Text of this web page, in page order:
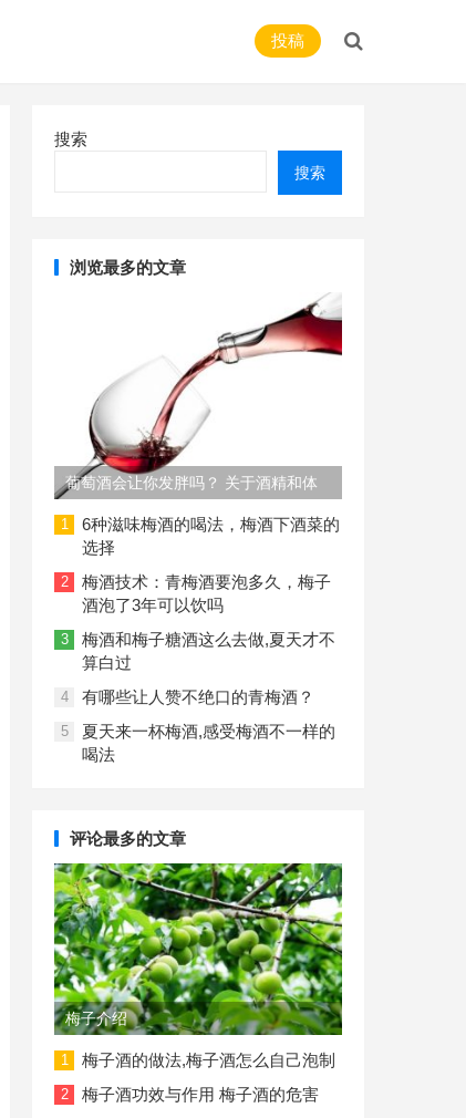
投稿
搜索
搜索
浏览最多的文章
葡萄酒会让你发胖吗？ 关于酒精和体
重增加的真相
1
6种滋味梅酒的喝法，梅酒下酒菜的
选择
2
梅酒技术：青梅酒要泡多久，梅子
酒泡了3年可以饮吗
3
梅酒和梅子糖酒这么去做,夏天才不
算白过
4 有哪些让人赞不绝口的青梅酒？
5
夏天来一杯梅酒,感受梅酒不一样的
喝法
评论最多的文章
梅子介绍
1 梅子酒的做法,梅子酒怎么自己泡制
2 梅子酒功效与作用 梅子酒的危害